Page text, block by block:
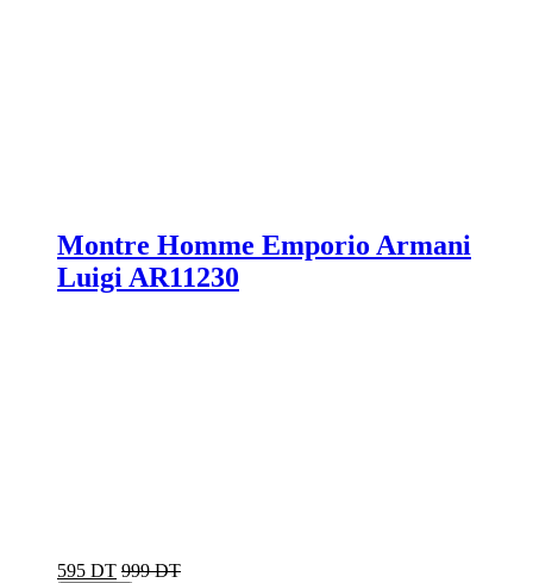
Montre Homme Emporio Armani
Luigi AR11230
595 DT 999 DT